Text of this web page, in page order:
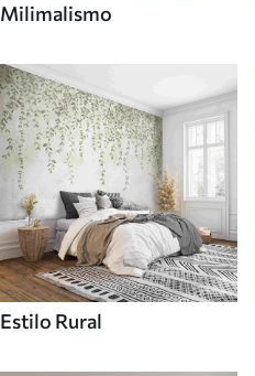
Milimalismo
Estilo Rural